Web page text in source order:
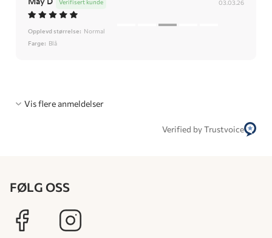
03.03.26
Verifisert kunde
Opplevd størrelse: Normal
Farge: Blå
Vis flere anmeldelser
Verified by Trustvoice
FØLG OSS